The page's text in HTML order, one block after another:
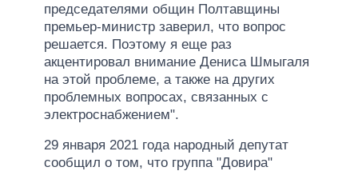
председателями общин Полтавщины
премьер-министр заверил, что вопрос
решается. Поэтому я еще раз
акцентировал внимание Дениса Шмыгаля
на этой проблеме, а также на других
проблемных вопросах, связанных с
электроснабжением".
29 января 2021 года народный депутат
сообщил о том, что группа "Довира"